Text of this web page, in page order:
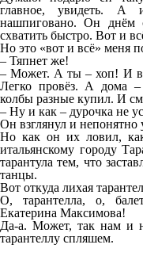
главное, увидеть.
нашпиговано. Он днём
схватить быстро. Вот и
Но это «вот и всё» меня
– Тяпнет же!
– Может. А ты – хоп! И в
Легко провёз. А дома –
колбы разные купил. И
– Ну и как – дурочка не
Он взглянул и непонятно
Но как он их ловил,
итальянскому городу
тарантула тем, что
танцы.
Вот откуда лихая
О, тарантелла, о,
Екатерина Максимова!
Да-а. Может, так нам и
тарантеллу спляшем.